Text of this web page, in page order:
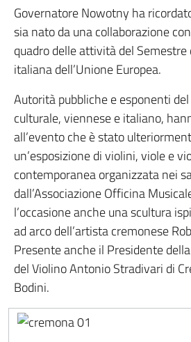
Governatore Nowotny ha
sia nato da una collaborazione
quadro delle attività del Semestre
italiana dell’Unione Europea.
Autorità pubbliche e esponenti
culturale, viennese e italiano,
all’evento che è stato
un’esposizione di violini, viole e
contemporanea organizzata nei
dall’Associazione Officina
l’occasione anche una scultura
ad arco dell’artista cremonese
Presente anche il Presidente
del Violino Antonio Stradivari di
Bodini.